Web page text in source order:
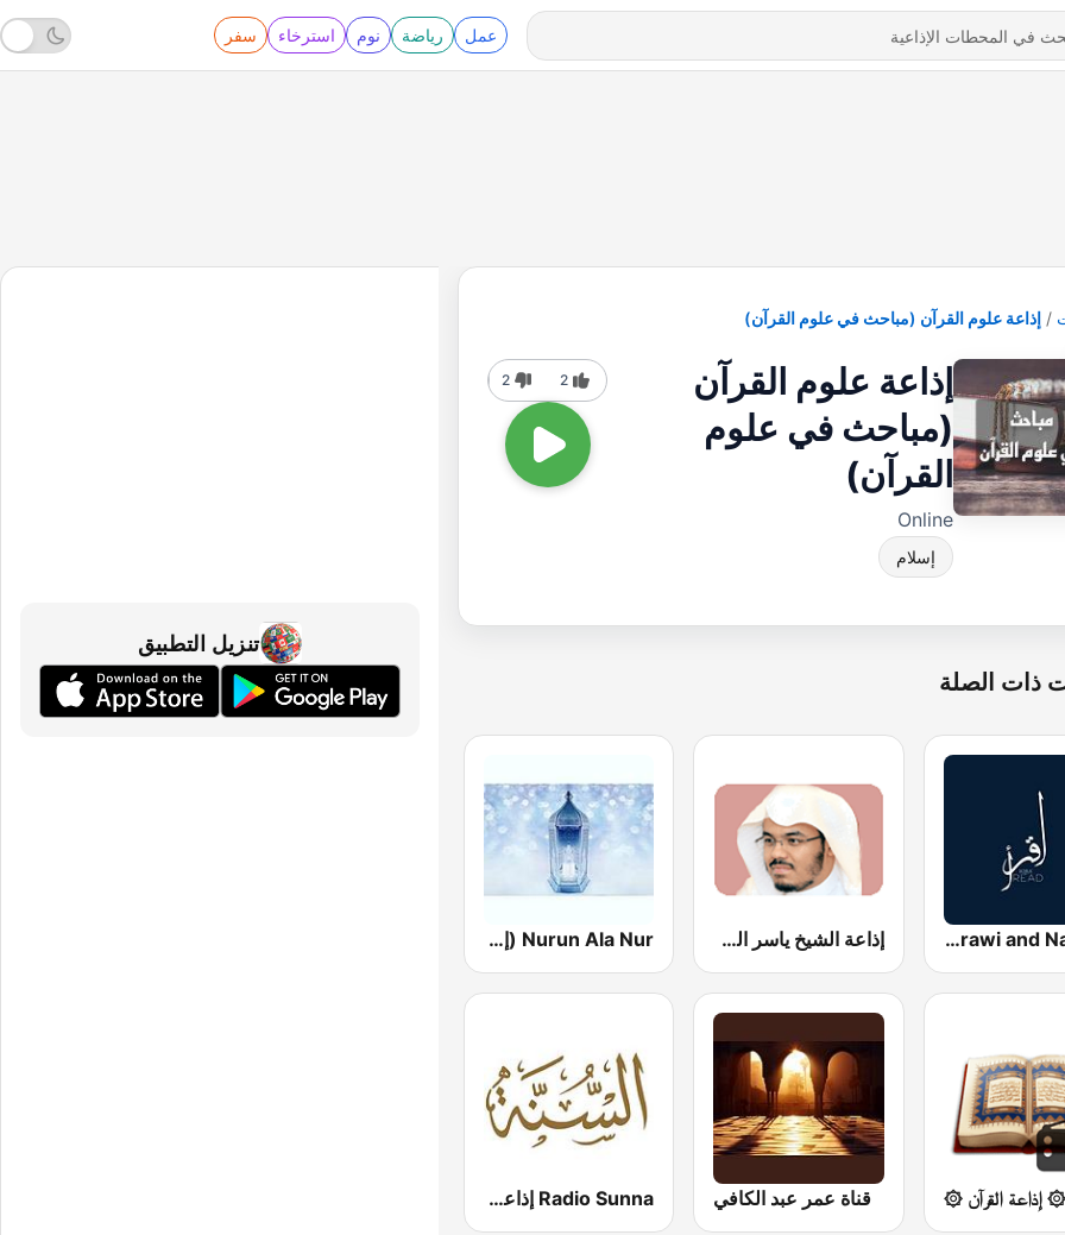
عمل رياضة نوم استرخاء سفر
إذاعة علوم القرآن (مباحث في علوم القرآن)
إذاعة علوم القرآن
(مباحث في علوم
القرآن)
Online
إسلام
2
2
ذات الصلة
Quran Tafsir by Sharawi and Nabulsi إذاعة الشيخ ياسر الدوسري Nurun Ala Nur (إذاعة نور على نور مباشر عربي)
۞ إذاعة القرآن ۞ قناة عمر عبد الكافي Radio Sunna إذاعة السنة
تنزيل التطبيق